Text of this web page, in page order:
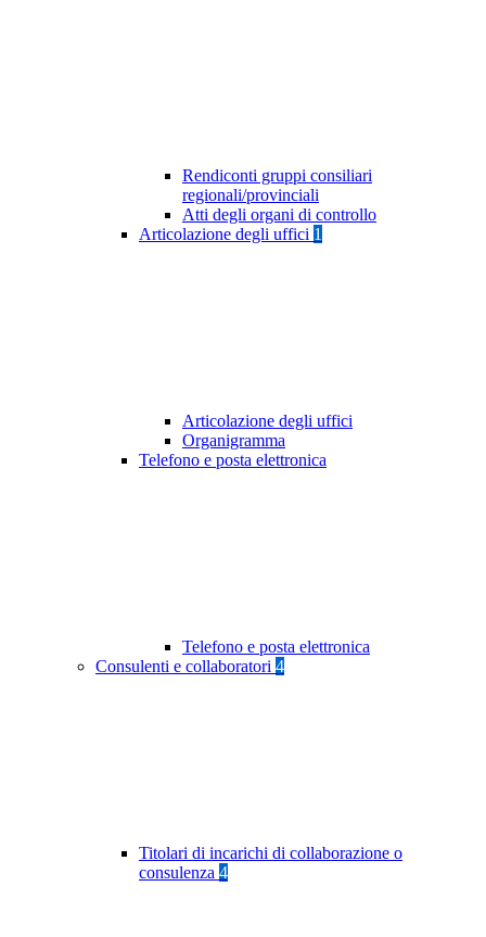
Rendiconti gruppi consiliari
regionali/provinciali
Atti degli organi di controllo
Articolazione degli uffici 1
Articolazione degli uffici
Organigramma
Telefono e posta elettronica
Telefono e posta elettronica
Consulenti e collaboratori 4
Titolari di incarichi di collaborazione o
consulenza 4